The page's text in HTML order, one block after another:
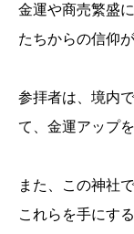
金運や商売繁盛
たちからの信仰
参拝者は、境内
て、金運アップ
また、この神社
これらを手にす